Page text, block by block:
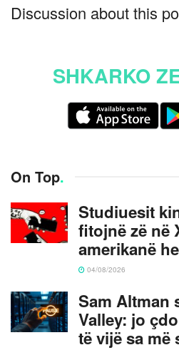
Discussion about this
SHKARKO
On Top.
Studiuesit
fitojnë zë në
amerikanë
04/08/2026
Sam Altman
Valley: jo
të vijë sa më